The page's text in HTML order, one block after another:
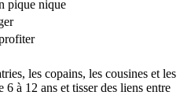
pique nique
les copains, les cousines et les
à 12 ans et tisser des liens entre